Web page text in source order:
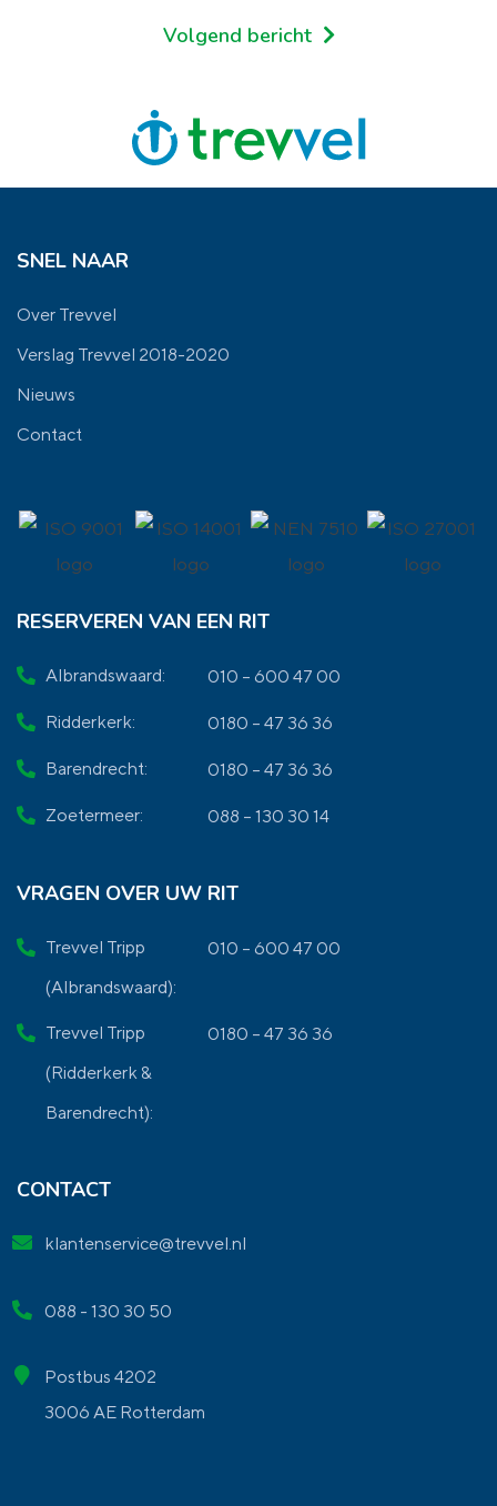
Volgend bericht
SNEL NAAR
Over Trevvel
Verslag Trevvel 2018-2020
Nieuws
Contact
RESERVEREN VAN EEN RIT
Albrandswaard: 010 – 600 47 00
Ridderkerk: 0180 – 47 36 36
Barendrecht: 0180 – 47 36 36
Zoetermeer: 088 – 130 30 14
VRAGEN OVER UW RIT
Trevvel Tripp
(Albrandswaard):
010 – 600 47 00
Trevvel Tripp
(Ridderkerk &
Barendrecht):
0180 – 47 36 36
CONTACT
klantenservice@trevvel.nl
088 - 130 30 50
Postbus 4202
3006 AE Rotterdam